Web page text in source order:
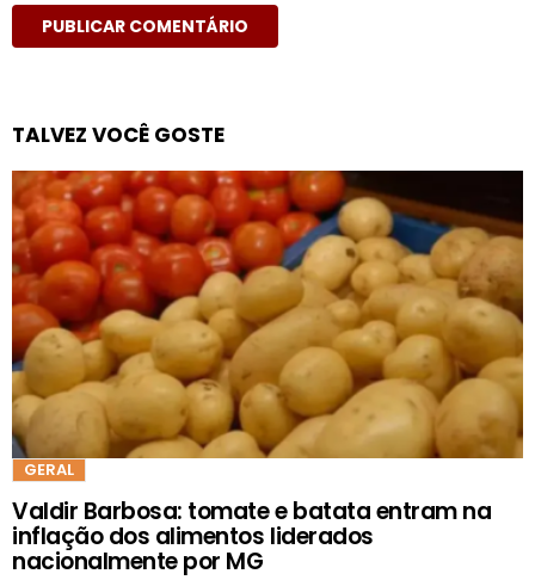
TALVEZ VOCÊ GOSTE
GERAL
Valdir Barbosa: tomate e batata entram na
inflação dos alimentos liderados
nacionalmente por MG